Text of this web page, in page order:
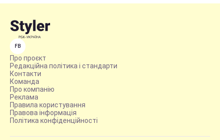
FB
Про проєкт
Редакційна політика і стандарти
Контакти
Команда
Про компанію
Реклама
Правила користування
Правова інформація
Політика конфіденційності